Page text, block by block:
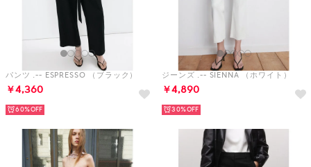
パンツ .-- ESPRESSO （ブラック）
￥4,360
60%
ジーンズ .-- SIENNA （ホワイト）
￥4,890
30%